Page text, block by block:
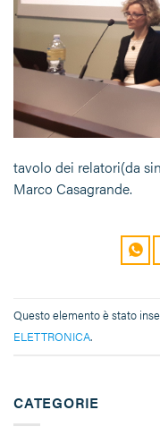
CATEGORIE
tavolo dei relatori(da
Marco Casagrande.
Questo elemento è stato
ELETTRONICA.